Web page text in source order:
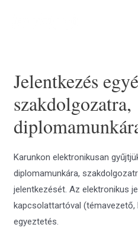
Jelentkezés
szakdolgozatra,
Karunkon elektronikusan
diplomamunkára,
jelentkezését. Az elektronikus
kapcsolattartóval
egyeztetés.